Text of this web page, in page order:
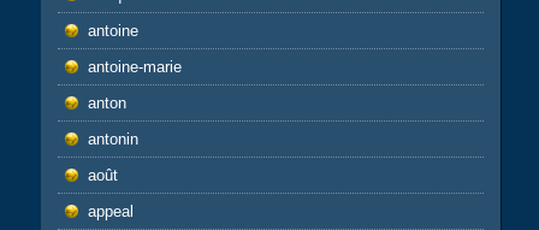
antoine
antoine-marie
anton
antonin
août
appeal